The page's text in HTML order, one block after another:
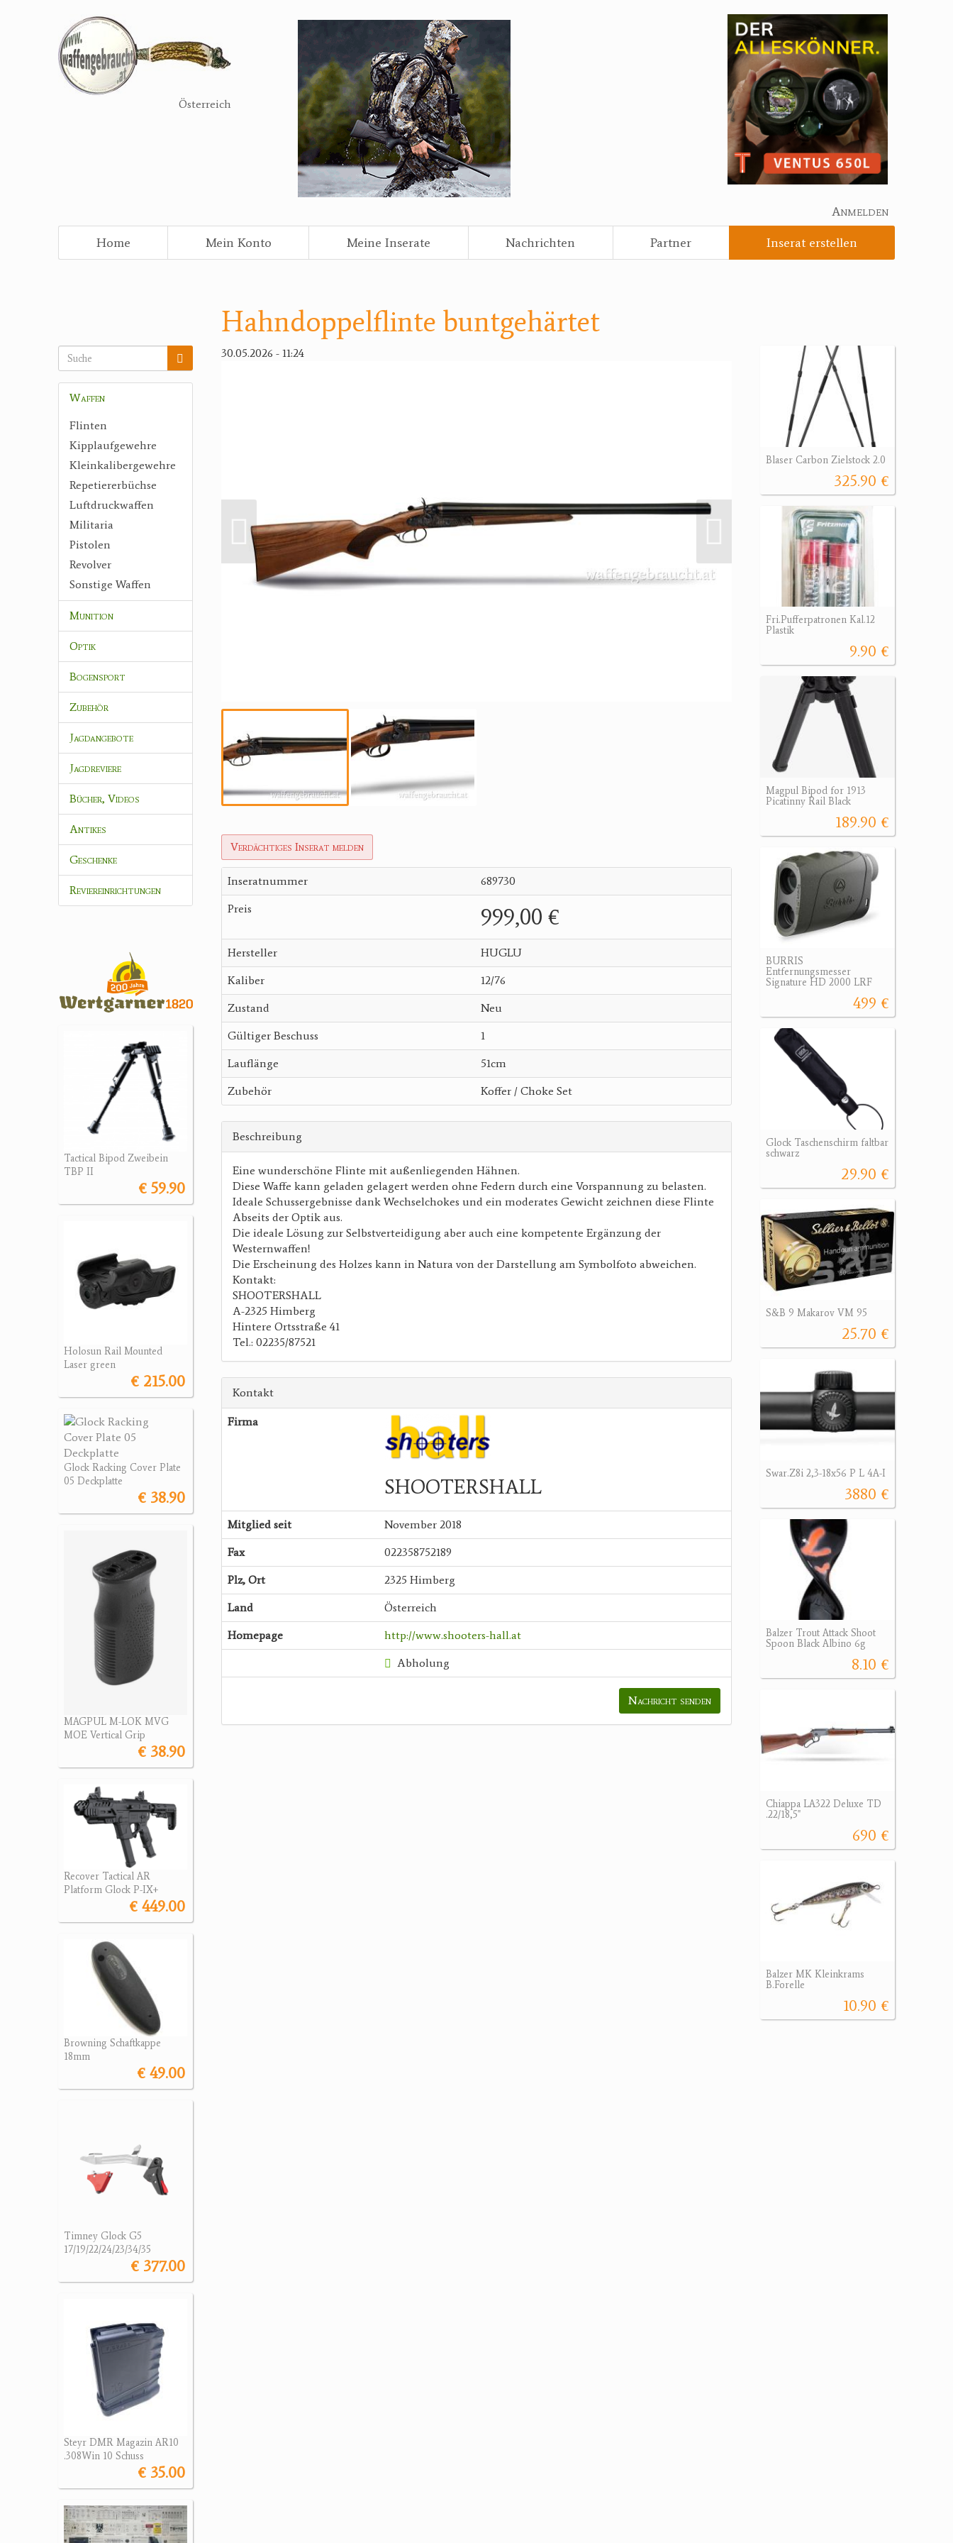
Österreich
Anmelden
Home
Mein Konto Meine Inserate Nachrichten Partner Inserat erstellen
Waffen
Flinten
Kipplaufgewehre
Kleinkalibergewehre
Repetiererbüchse
Luftdruckwaffen
Militaria
Pistolen
Revolver
Sonstige Waffen
Munition
Optik
Bogensport
Zubehör
Jagdangebote
Jagdreviere
Bücher, Videos
Antikes
Geschenke
Reviereinrichtungen
Tactical Bipod Zweibein
TBP II
€ 59.90
Holosun Rail Mounted
Laser green
€ 215.00
Glock Racking Cover Plate
05 Deckplatte
€ 38.90
MAGPUL M-LOK MVG
MOE Vertical Grip
€ 38.90
Recover Tactical AR
Platform Glock P-IX+
€ 449.00
Browning Schaftkappe
18mm
€ 49.00
Timney Glock G5
17/19/22/24/23/34/35
€ 377.00
Steyr DMR Magazin AR10
.308Win 10 Schuss
€ 35.00
Hahndoppelflinte buntgehärtet
30.05.2026 - 11:24
Verdächtiges Inserat melden
Inseratnummer 689730
Preis 999,00 €
Hersteller HUGLU
Kaliber 12/76
Zustand Neu
Gültiger Beschuss 1
Lauflänge 51cm
Zubehör Koffer / Choke Set
Beschreibung
Eine wunderschöne Flinte mit außenliegenden Hähnen.
Diese Waffe kann geladen gelagert werden ohne Federn durch eine Vorspannung zu belasten.
Ideale Schussergebnisse dank Wechselchokes und ein moderates Gewicht zeichnen diese Flinte
Abseits der Optik aus.
Die ideale Lösung zur Selbstverteidigung aber auch eine kompetente Ergänzung der
Westernwaffen!
Die Erscheinung des Holzes kann in Natura von der Darstellung am Symbolfoto abweichen.
Kontakt:
SHOOTERSHALL
A-2325 Himberg
Hintere Ortsstraße 41
Tel.: 02235/87521
Kontakt
Firma
SHOOTERSHALL
Mitglied seit November 2018
Fax 022358752189
Plz, Ort 2325 Himberg
Land Österreich
Homepage http://www.shooters-hall.at
Abholung
Nachricht senden
Blaser Carbon Zielstock 2.0
325.90 €
Fri.Pufferpatronen Kal.12
Plastik
9.90 €
Magpul Bipod for 1913
Picatinny Rail Black
189.90 €
BURRIS
Entfernungsmesser
Signature HD 2000 LRF
499 €
Glock Taschenschirm faltbar
schwarz
29.90 €
S&B 9 Makarov VM 95
25.70 €
Swar.Z8i 2,3-18x56 P L 4A-I
3880 €
Balzer Trout Attack Shoot
Spoon Black Albino 6g
8.10 €
Chiappa LA322 Deluxe TD
.22/18,5"
690 €
Balzer MK Kleinkrams
B.Forelle
10.90 €